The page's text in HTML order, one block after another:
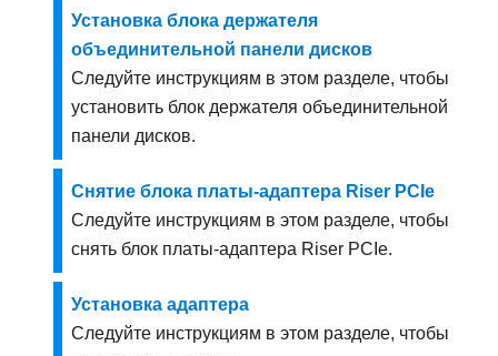
Установка блока держателя
объединительной панели дисков
Следуйте инструкциям в этом разделе, чтобы
установить блок держателя объединительной
панели дисков.
Снятие блока платы-адаптера Riser PCIe
Следуйте инструкциям в этом разделе, чтобы
снять блок платы-адаптера Riser PCIe.
Установка адаптера
Следуйте инструкциям в этом разделе, чтобы